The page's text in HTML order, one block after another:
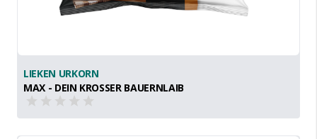
LIEKEN URKORN
MAX - DEIN KROSSER BAUERNLAIB